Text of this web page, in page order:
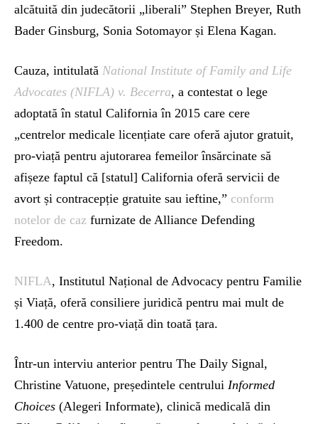
alcătuită din judecătorii „liberali” Stephen Breyer, Ruth
Bader Ginsburg, Sonia Sotomayor și Elena Kagan.
Cauza, intitulată National Institute of Family and Life
Advocates (NIFLA) v. Becerra, a contestat o lege
adoptată în statul California în 2015 care cere
„centrelor medicale licențiate care oferă ajutor gratuit,
pro-viață pentru ajutorarea femeilor însărcinate să
afișeze faptul că [statul] California oferă servicii de
avort și contracepție gratuite sau ieftine,” conform
notelor de caz furnizate de Alliance Defending
Freedom.
NIFLA, Institutul Național de Advocacy pentru Familie
și Viață, oferă consiliere juridică pentru mai mult de
1.400 de centre pro-viață din toată țara.
Într-un interviu anterior pentru The Daily Signal,
Christine Vatuone, președintele centrului Informed
Choices (Alegeri Informate), clinică medicală din